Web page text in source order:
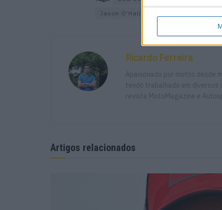
Jason O'Halloran
Ricardo Ferreira
Apaixonado por motos desde
tendo trabalhado em diversos
revista MotoMagazine e
Artigos relacionados